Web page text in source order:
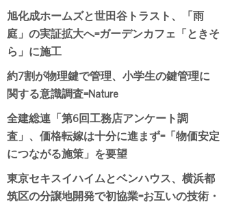
旭化成ホームズと世田谷トラスト、「雨
庭」の実証拡大へ=ガーデンカフェ「ときそ
ら」に施工
約7割が物理鍵で管理、小学生の鍵管理に
関する意識調査=Nature
全建総連「第6回工務店アンケート調
査」、価格転嫁は十分に進まず=「物価安定
につながる施策」を要望
東京セキスイハイムとベンハウス、横浜都
筑区の分譲地開発で初協業=お互いの技術・